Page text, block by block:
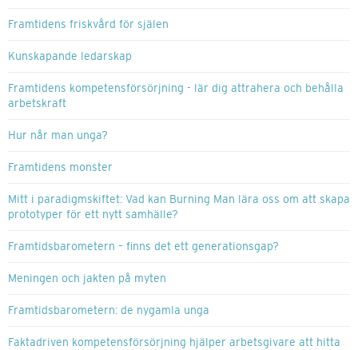
Framtidens friskvård för själen
Kunskapande ledarskap
Framtidens kompetensförsörjning - lär dig attrahera och behålla
arbetskraft
Hur når man unga?
Framtidens monster
Mitt i paradigmskiftet: Vad kan Burning Man lära oss om att skapa
prototyper för ett nytt samhälle?
Framtidsbarometern – finns det ett generationsgap?
Meningen och jakten på myten
Framtidsbarometern: de nygamla unga
Faktadriven kompetensförsörjning hjälper arbetsgivare att hitta